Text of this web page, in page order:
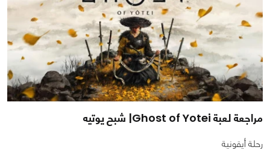
مراجعة لعبة Ghost of Yotei| شبح يوتيه
رحلة أيقونية